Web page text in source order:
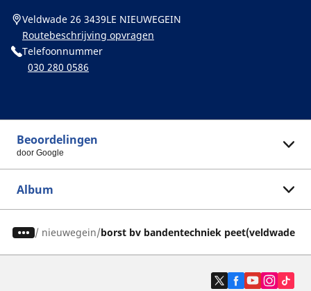
Veldwade 26 3439LE NIEUWEGEIN
Routebeschrijving opvragen
Telefoonnummer
030 280 0586
Beoordelingen
door Google
Album
/ nieuwegein borst bv bandentechniek peet(veldwade